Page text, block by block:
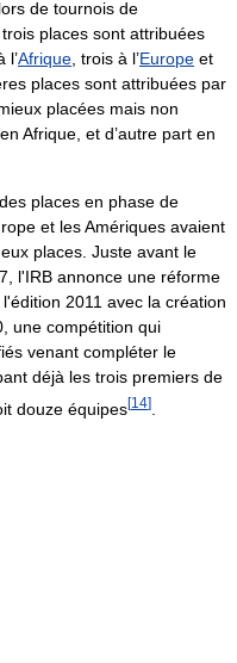
de tournois de
places sont attribuées
l’Afrique, trois à l’Europe et
places sont attribuées par
placées mais non
Afrique, et d’autre part en
places en phase de
et les Amériques avaient
places. Juste avant le
l'IRB annonce une réforme
2011 avec la création
une compétition qui
venant compléter le
déjà les trois premiers de
douze équipes[14]